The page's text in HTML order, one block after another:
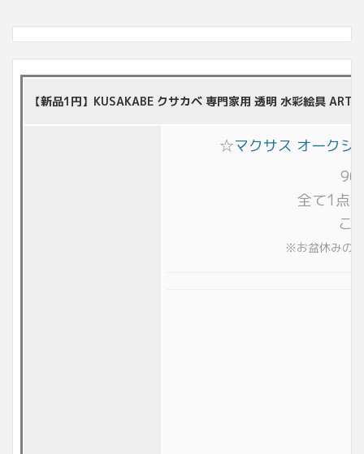
【新品1円】KUSAKABE クサカベ 専門家用 透明 水彩絵具
☆マクサス オークシ
全て1点
こ
※お盆休みの